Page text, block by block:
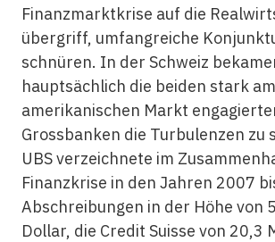
Finanzmarktkrise auf die
übergriff, umfangreiche
schnüren. In der Schweiz
hauptsächlich die beiden stark am
amerikanischen Markt
Grossbanken die Turbulenzen zu
UBS verzeichnete im
Finanzkrise in den Jahren 2007
Abschreibungen in der Höhe von
Dollar, die Credit Suisse von 20,3